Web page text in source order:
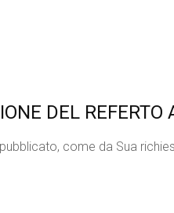
DEL REFERTO
come da Sua